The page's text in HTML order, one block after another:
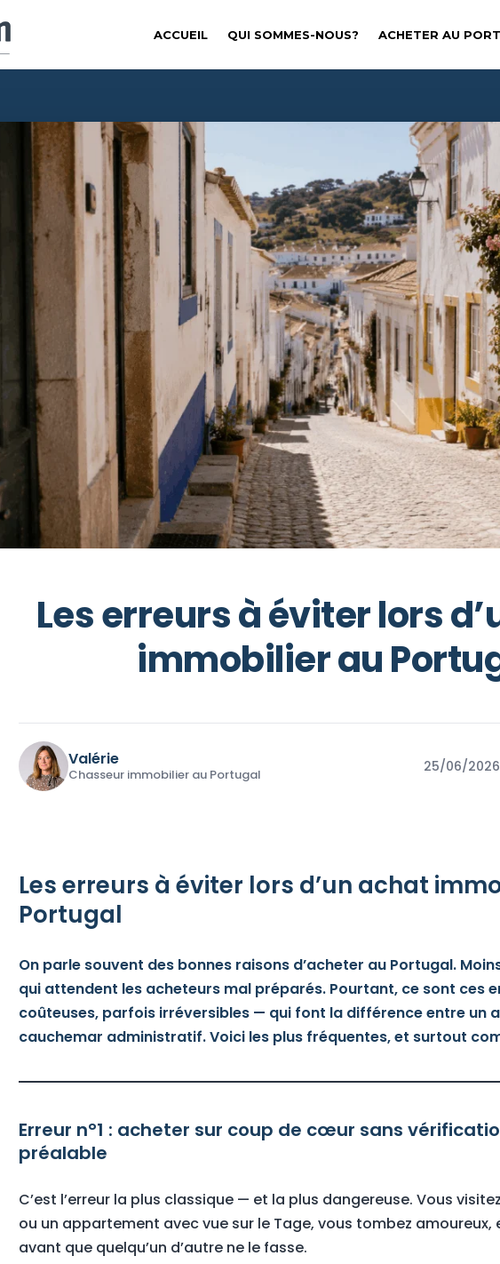
ACCUEIL QUI SOMMES-NOUS? ACHETER AU
Les erreurs à éviter lors
immobilier au
Valérie
Chasseur immobilier au Portugal 25/06/2026
Les erreurs à éviter lors d’un achat
Portugal
On parle souvent des bonnes raisons d’acheter au Portugal.
qui attendent les acheteurs mal préparés. Pourtant, ce sont ces
coûteuses, parfois irréversibles — qui font la différence entre un
cauchemar administratif. Voici les plus fréquentes, et surtout
Erreur n°1 : acheter sur coup de cœur sans
préalable
C’est l’erreur la plus classique — et la plus dangereuse. Vous
ou un appartement avec vue sur le Tage, vous tombez amoureux,
avant que quelqu’un d’autre ne le fasse.